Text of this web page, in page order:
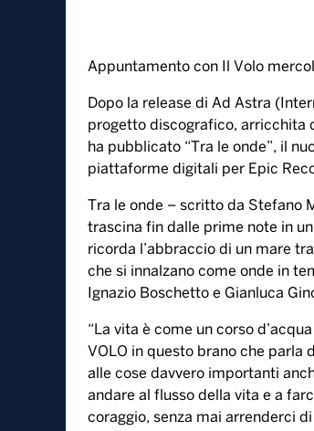
Appuntamento con Il Volo
Dopo la release di Ad Astra
progetto discografico, arricchita
ha pubblicato “Tra le onde”, il
piattaforme digitali per Epic
Tra le onde – scritto da Stefano
trascina fin dalle prime note in
ricorda l’abbraccio di un mare
che si innalzano come onde in
Ignazio Boschetto e Gianluca
“La vita è come un corso
VOLO in questo brano che
alle cose davvero importanti
andare al flusso della vita e a
coraggio, senza mai arrenderci